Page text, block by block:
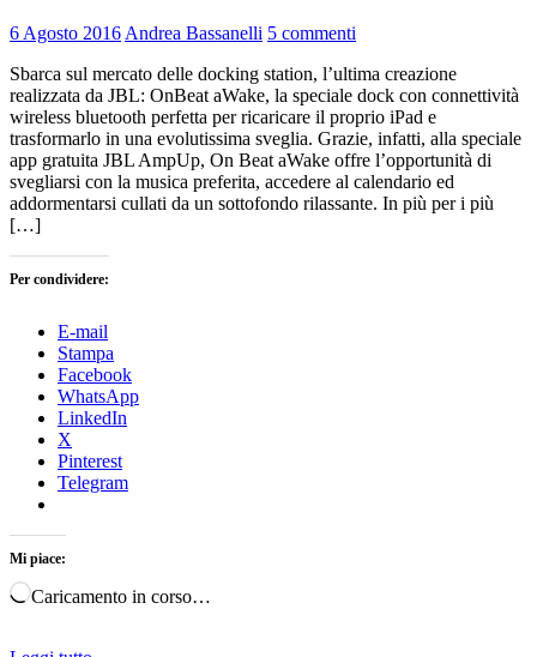
6 Agosto 2016 Andrea Bassanelli 5 commenti
Sbarca sul mercato delle docking station, l’ultima creazione
realizzata da JBL: OnBeat aWake, la speciale dock con connettività
wireless bluetooth perfetta per ricaricare il proprio iPad e
trasformarlo in una evolutissima sveglia. Grazie, infatti, alla speciale
app gratuita JBL AmpUp, On Beat aWake offre l’opportunità di
svegliarsi con la musica preferita, accedere al calendario ed
addormentarsi cullati da un sottofondo rilassante. In più per i più
[…]
Per condividere:
E-mail
Stampa
Facebook
WhatsApp
LinkedIn
X
Pinterest
Telegram
Mi piace:
Caricamento in corso…